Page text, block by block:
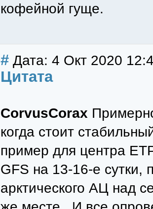
кофейной гуще.
# Дата: 4 Окт 2020
Цитата
CorvusCorax
когда стоит
пример для центра
GFS на 13-16-е сутки,
арктического АЦ над